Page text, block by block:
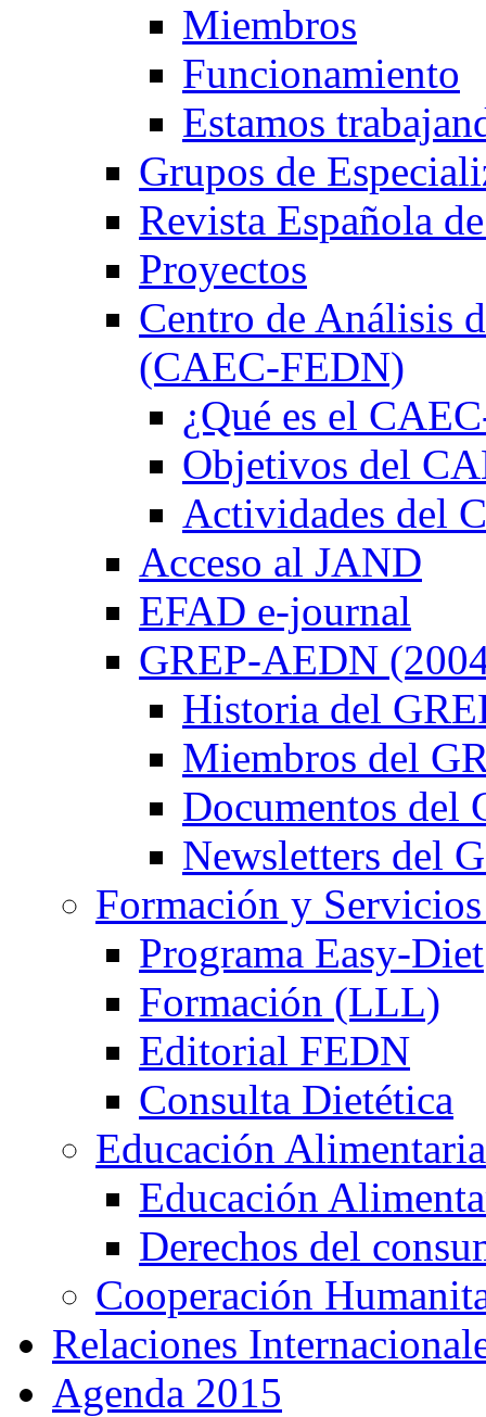
Miembros
Funcionamiento
Estamos
Grupos de
Revista Española
Proyectos
Centro de Análisis
(CAEC-FEDN)
¿Qué es el
Objetivos del
Actividades del
Acceso al JAND
EFAD e-journal
GREP-AEDN
Historia del
Miembros del
Documentos del
Newsletters del
Formación y
Programa Easy-Diet
Formación (LLL)
Editorial FEDN
Consulta Dietética
Educación Alimentaria
Educación
Derechos del
Cooperación
Relaciones
Agenda 2015